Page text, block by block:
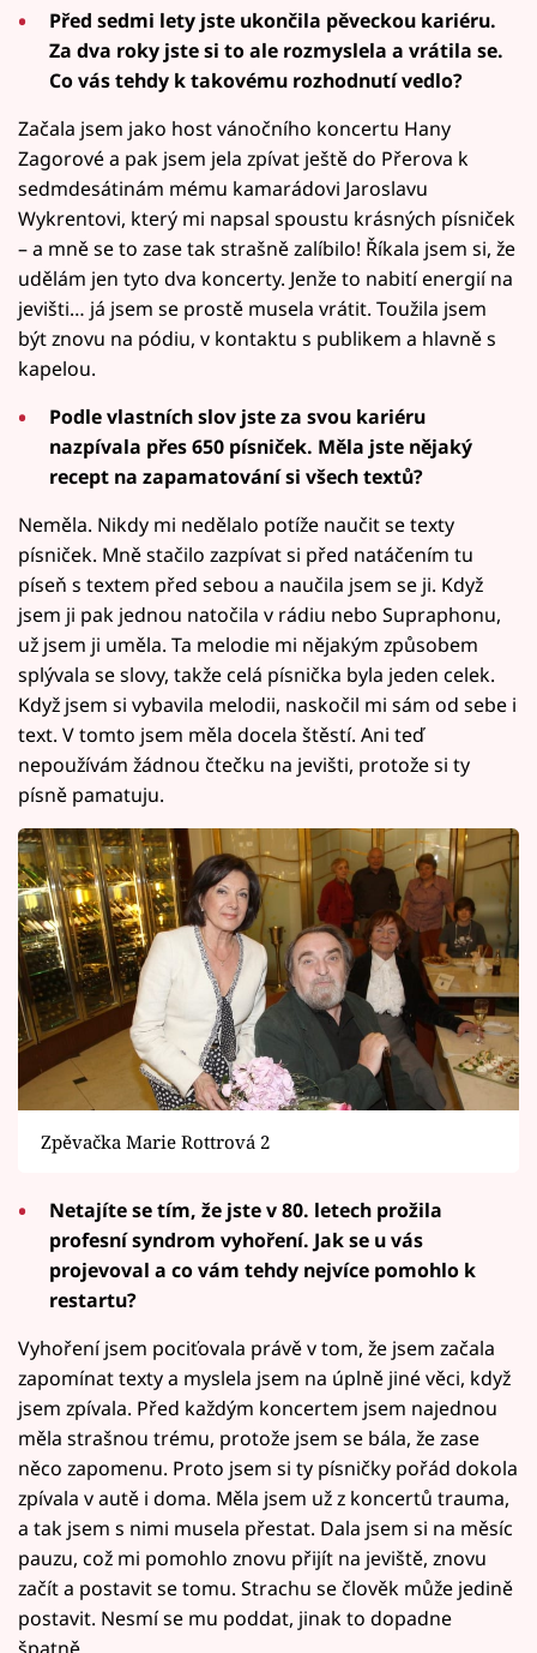
Před sedmi lety jste ukončila pěveckou kariéru.
Za dva roky jste si to ale rozmyslela a vrátila se.
Co vás tehdy k takovému rozhodnutí vedlo?
Začala jsem jako host vánočního koncertu Hany
Zagorové a pak jsem jela zpívat ještě do Přerova k
sedmdesátinám mému kamarádovi Jaroslavu
Wykrentovi, který mi napsal spoustu krásných písniček
– a mně se to zase tak strašně zalíbilo! Říkala jsem si, že
udělám jen tyto dva koncerty. Jenže to nabití energií na
jevišti… já jsem se prostě musela vrátit. Toužila jsem
být znovu na pódiu, v kontaktu s publikem a hlavně s
kapelou.
Podle vlastních slov jste za svou kariéru
nazpívala přes 650 písniček. Měla jste nějaký
recept na zapamatování si všech textů?
Neměla. Nikdy mi nedělalo potíže naučit se texty
písniček. Mně stačilo zazpívat si před natáčením tu
píseň s textem před sebou a naučila jsem se ji. Když
jsem ji pak jednou natočila v rádiu nebo Supraphonu,
už jsem ji uměla. Ta melodie mi nějakým způsobem
splývala se slovy, takže celá písnička byla jeden celek.
Když jsem si vybavila melodii, naskočil mi sám od sebe i
text. V tomto jsem měla docela štěstí. Ani teď
nepoužívám žádnou čtečku na jevišti, protože si ty
písně pamatuju.
Zpěvačka Marie Rottrová 2
Netajíte se tím, že jste v 80. letech prožila
profesní syndrom vyhoření. Jak se u vás
projevoval a co vám tehdy nejvíce pomohlo k
restartu?
Vyhoření jsem pociťovala právě v tom, že jsem začala
zapomínat texty a myslela jsem na úplně jiné věci, když
jsem zpívala. Před každým koncertem jsem najednou
měla strašnou trému, protože jsem se bála, že zase
něco zapomenu. Proto jsem si ty písničky pořád dokola
zpívala v autě i doma. Měla jsem už z koncertů trauma,
a tak jsem s nimi musela přestat. Dala jsem si na měsíc
pauzu, což mi pomohlo znovu přijít na jeviště, znovu
začít a postavit se tomu. Strachu se člověk může jedině
postavit. Nesmí se mu poddat, jinak to dopadne